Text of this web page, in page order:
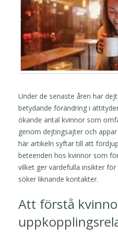
Under de senaste åren har
betydande förändring i
ökande antal kvinnor som
genom dejtingsajter och
här artikeln syftar till att
beteenden hos kvinnor som
vilket ger värdefulla insikter
söker liknande kontakter.
Att förstå